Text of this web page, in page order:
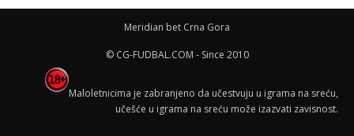
Meridian bet Crna Gora
© CG-FUDBAL.COM - Since 2010
Maloletnicima je zabranjeno da učestvuju u igrama na sreću,
učešće u igrama na sreću može izazvati zavisnost.